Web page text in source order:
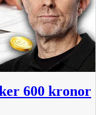
600 kronor